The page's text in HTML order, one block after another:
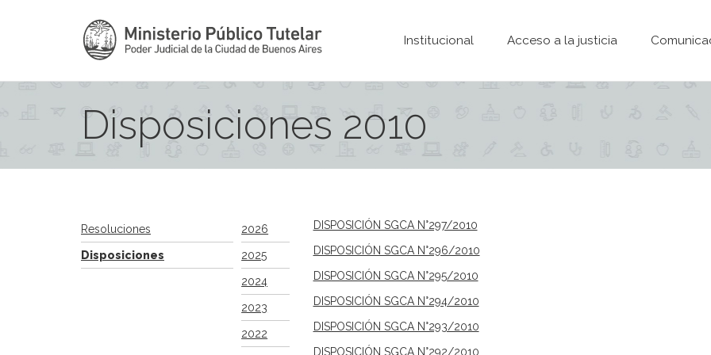
Institucional Acceso a la justicia
Disposiciones 2010
Resoluciones
Disposiciones
2026
2025
2024
2023
2022
DISPOSICIÓN SGCA N°297/2010
DISPOSICIÓN SGCA N°296/2010
DISPOSICIÓN SGCA N°295/2010
DISPOSICIÓN SGCA N°294/2010
DISPOSICIÓN SGCA N°293/2010
DISPOSICIÓN SGCA N°292/2010